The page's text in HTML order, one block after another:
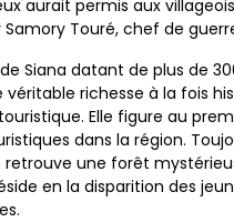
aurait permis aux
Samory Touré, chef de
Siana datant de plus de
véritable richesse à la fois
Elle figure au
dans la région.
retrouve une forêt
en la disparition des